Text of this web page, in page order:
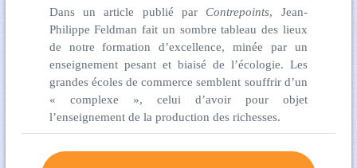
Dans un article publié par Contrepoints, Jean-
Philippe Feldman fait un sombre tableau des lieux
de notre formation d’excellence, minée par un
enseignement pesant et biaisé de l’écologie. Les
grandes écoles de commerce semblent souffrir d’un
« complexe », celui d’avoir pour objet
l’enseignement de la production des richesses.